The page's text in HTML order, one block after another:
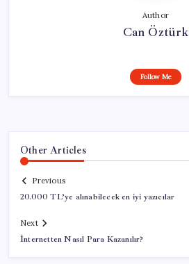
Author
Can Öztürk
Follow Me
Other Articles
Previous
20.000 TL’ye alınabilecek en iyi yazıcılar
Next
İnternetten Nasıl Para Kazanılır?